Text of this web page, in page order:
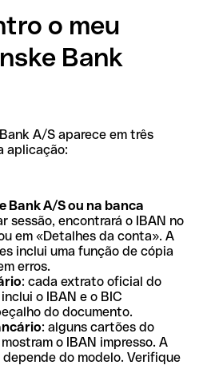
o meu
Bank
A/S aparece em três
aplicação:
Bank A/S ou na banca
sessão, encontrará o IBAN no
em «Detalhes da conta». A
inclui uma função de cópia
erros.
: cada extrato oficial do
o IBAN e o BIC
do documento.
: alguns cartões do
o IBAN impresso. A
do modelo. Verifique